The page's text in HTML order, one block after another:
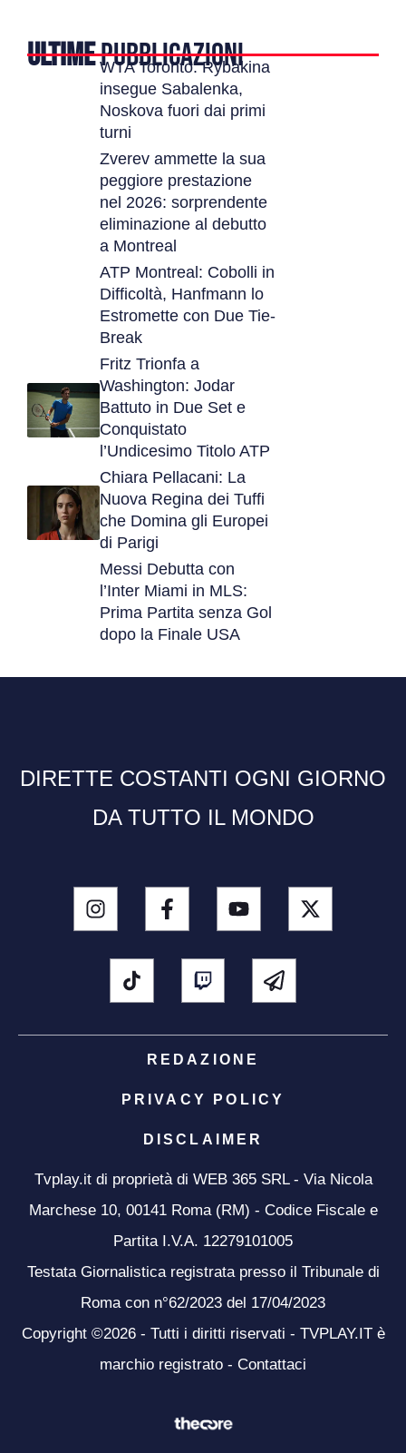
ULTIMEPUBBLICAZIONI
WTA Toronto: Rybakina
insegue Sabalenka,
Noskova fuori dai primi
turni
Zverev ammette la sua
peggiore prestazione
nel 2026: sorprendente
eliminazione al debutto
a Montreal
ATP Montreal: Cobolli in
Difficoltà, Hanfmann lo
Estromette con Due Tie-
Break
Fritz Trionfa a
Washington: Jodar
Battuto in Due Set e
Conquistato
l’Undicesimo Titolo ATP
Chiara Pellacani: La
Nuova Regina dei Tuffi
che Domina gli Europei
di Parigi
Messi Debutta con
l’Inter Miami in MLS:
Prima Partita senza Gol
dopo la Finale USA
DIRETTE COSTANTI OGNI GIORNO
DA TUTTO IL MONDO
REDAZIONE
PRIVACY POLICY
DISCLAIMER
Tvplay.it di proprietà di WEB 365 SRL - Via Nicola
Marchese 10, 00141 Roma (RM) - Codice Fiscale e
Partita I.V.A. 12279101005
Testata Giornalistica registrata presso il Tribunale di
Roma con n°62/2023 del 17/04/2023
Copyright ©2026 - Tutti i diritti riservati - TVPLAY.IT è
marchio registrato - Contattaci